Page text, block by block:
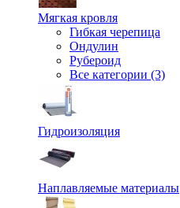
Мягкая кровля
Гибкая черепица
Ондулин
Рубероид
Все категории (3)
Гидроизоляция
Наплавляемые материалы